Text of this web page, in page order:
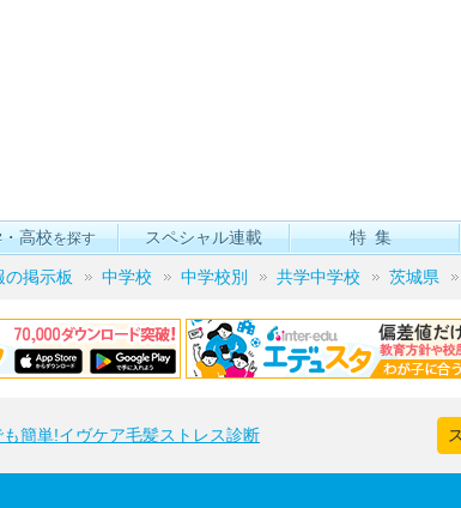
高校を探す スペシャル連載 特集
の掲示板 中学校 中学校別 共学中学校 茨城県
簡単!イヴケア毛髪ストレス診断